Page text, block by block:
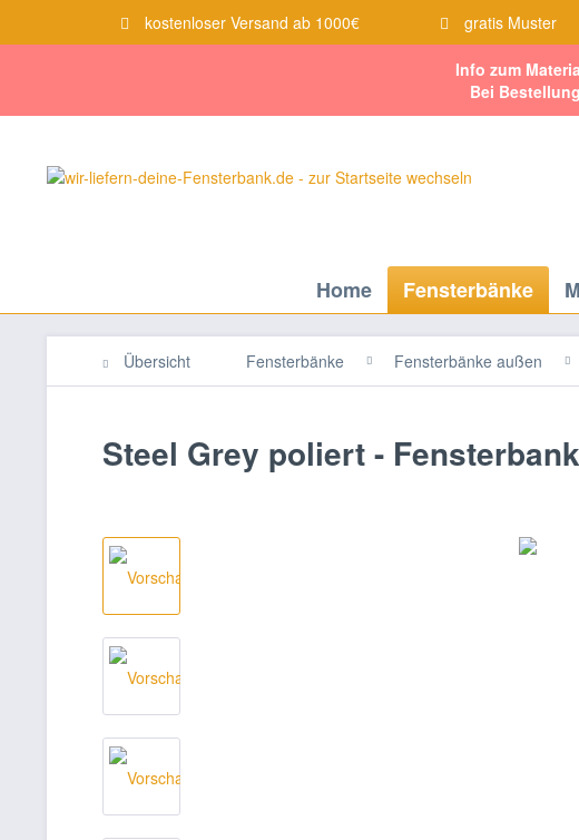
kostenloser Versand ab 1000€ gratis Muster
Info zum
Bei
Home Fensterbänke
Übersicht Fensterbänke Fensterbänke außen
Steel Grey poliert -